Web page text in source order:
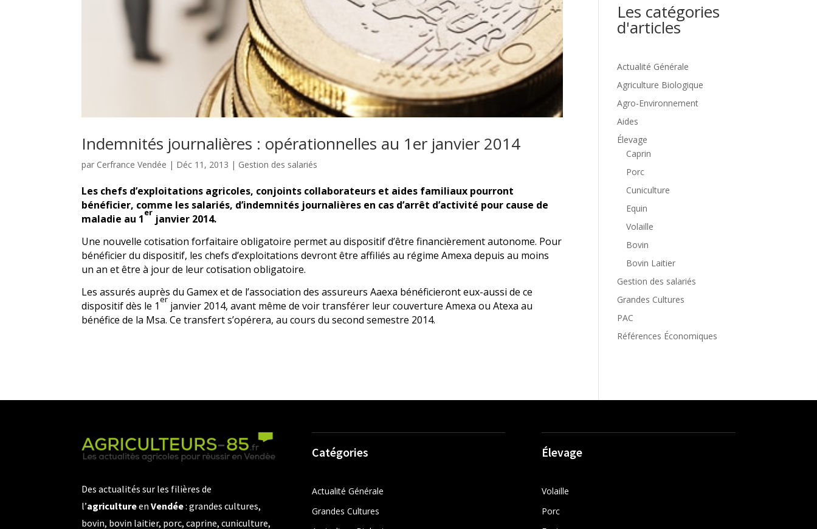
Indemnités journalières : opérationnelles au 1er janvier 2014
par Cerfrance Vendée | Déc 11, 2013 | Gestion des salariés
Les chefs d’exploitations agricoles, conjoints collaborateurs et aides familiaux pourront
bénéficier, comme les salariés, d’indemnités journalières en cas d’arrêt d’activité pour cause de
maladie au 1er janvier 2014.
Une nouvelle cotisation forfaitaire obligatoire permet au dispositif d’être financièrement autonome. Pour
bénéficier du dispositif, les chefs d’exploitations devront être affiliés au régime Amexa depuis au moins
un an et être à jour de leur cotisation obligatoire.
Les assurés auprès du Gamex et de l’association des assureurs Aaexa bénéficieront eux-aussi de ce
dispositif dès le 1er janvier 2014, avant même de voir transférer leur couverture Amexa ou Atexa au
bénéfice de la Msa. Ce transfert s’opérera, au cours du second semestre 2014.
Les catégories
d'articles
Actualité Générale
Agriculture Biologique
Agro-Environnement
Aides
Élevage
Caprin
Porc
Cuniculture
Equin
Volaille
Bovin
Bovin Laitier
Gestion des salariés
Grandes Cultures
PAC
Références Économiques
Des actualités sur les filières de
l’agricultureenVendée: grandes cultures,
bovin, bovin laitier, porc, caprine, cuniculture,
Catégories
Actualité Générale
Grandes Cultures
Élevage
Volaille
Porc